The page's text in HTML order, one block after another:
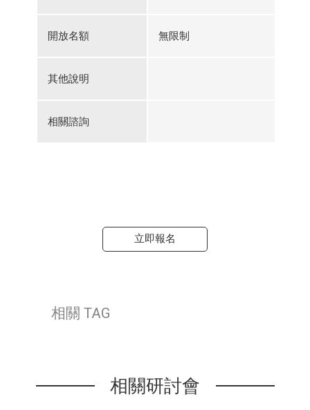
開放名額 無限制
其他說明
相關諮詢
立即報名
相關 TAG
相關研討會